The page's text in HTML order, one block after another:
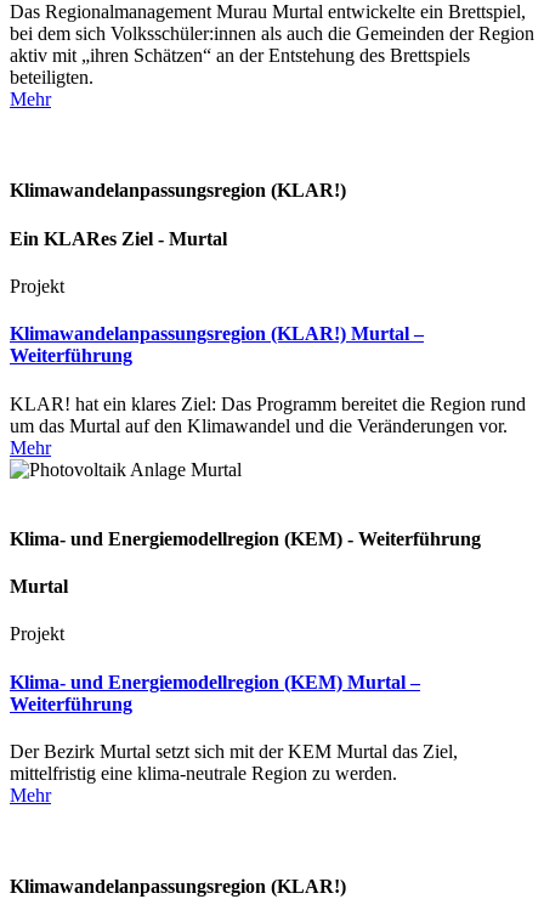
Das Regionalmanagement Murau Murtal entwickelte ein Brettspiel,
bei dem sich Volksschüler:innen als auch die Gemeinden der Region
aktiv mit „ihren Schätzen“ an der Entstehung des Brettspiels
beteiligten.
Mehr
Klimawandelanpassungsregion (KLAR!)
Ein KLARes Ziel - Murtal
Projekt
Klimawandelanpassungsregion (KLAR!) Murtal –
Weiterführung
KLAR! hat ein klares Ziel: Das Programm bereitet die Region rund
um das Murtal auf den Klimawandel und die Veränderungen vor.
Mehr
Klima- und Energiemodellregion (KEM) - Weiterführung
Murtal
Projekt
Klima- und Energiemodellregion (KEM) Murtal –
Weiterführung
Der Bezirk Murtal setzt sich mit der KEM Murtal das Ziel,
mittelfristig eine klima-neutrale Region zu werden.
Mehr
Klimawandelanpassungsregion (KLAR!)